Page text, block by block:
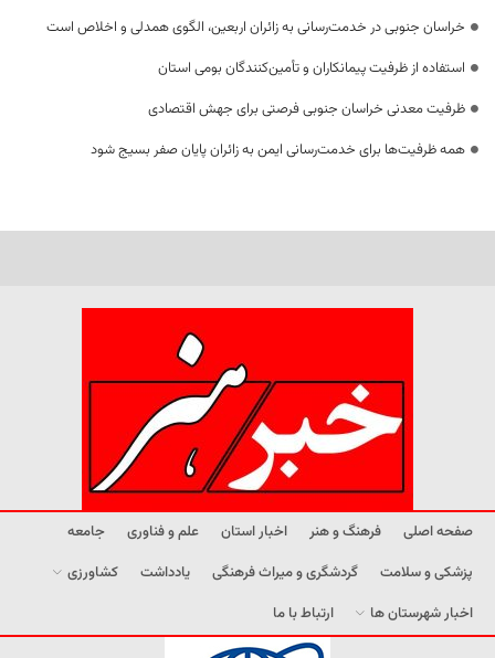
خراسان جنوبی در خدمت‌رسانی به زائران اربعین، الگوی همدلی و اخلاص است
استفاده از ظرفیت پیمانکاران و تأمین‌کنندگان بومی استان
ظرفیت معدنی خراسان جنوبی فرصتی برای جهش اقتصادی
همه ظرفیت‌ها برای خدمت‌رسانی ایمن به زائران پایان صفر بسیج شود
صفحه اصلی فرهنگ و هنر اخبار استان علم و فناوری
جامعه
پزشکی و سلامت
گردشگری و میراث فرهنگی یادداشت
کشاورزی
اخبار شهرستان ها
ارتباط با ما